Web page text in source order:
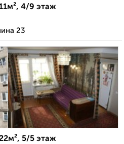
4/9 этаж
23
5/5 этаж